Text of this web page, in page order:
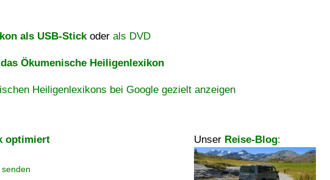
als USB-Stickoder als DVD
Ökumenische Heiligenlexikon
Heiligenlexikons bei Google gezielt anzeigen
optimiert Unser Reise-Blog: